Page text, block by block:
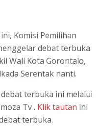
Komisi Pemilihan
debat terbuka
Wali Kota Gorontalo,
Serentak nanti.
terbuka ini melalui
Tv . Klik tautan ini
terbuka.